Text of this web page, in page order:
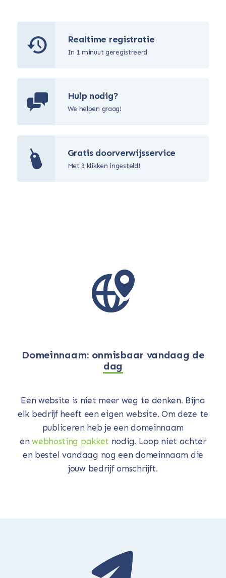
Realtime registratie
In 1 minuut geregistreerd
Hulp nodig?
We helpen graag!
Gratis doorverwijsservice
Met 3 klikken ingesteld!
Domeinnaam: onmisbaar vandaag de
dag
Een website is niet meer weg te denken. Bijna
elk bedrijf heeft een eigen website. Om deze te
publiceren heb je een domeinnaam
enwebhosting pakket nodig. Loop niet achter
en bestel vandaag nog een domeinnaam die
jouw bedrijf omschrijft.